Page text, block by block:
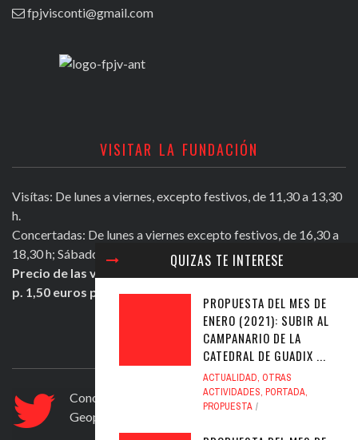
QUIZAS TE INTERESE
PROPUESTA DEL MES DE
ENERO (2021): SUBIR AL
CAMPANARIO DE LA
CATEDRAL DE GUADIX ...
ACTUALIDAD, OTRAS
ACTIVIDADES, PORTADA,
PROPUESTA
fpjvisconti@gmail.com
VISITAR LA FUNDACIÓN
Visítas: De lunes a viernes, excepto festivos, de 11,30 a 13,30
h.
Concertadas: De lunes a viernes excepto festivos, de 16,30 a
18,30 h; Sábados mañana de 11,30 a 13,30 h.
Precio de las visitas: Individual 2 euros. Grupos + de 10
p. 1,50 euros persona.
ULTIMOS TWEETS
Conocer Guadix y comarca, ficha nº 83. El
Geoparque de Granada
Jul 12, 2020